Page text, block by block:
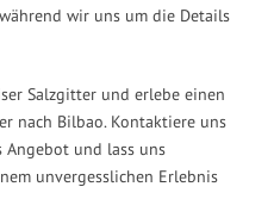
wir uns um die Details
Salzgitter und erlebe einen
nach Bilbao. Kontaktiere uns
und lass uns
unvergesslichen Erlebnis